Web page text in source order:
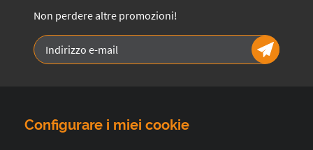
Non perdere altre promozioni!
Configurare i miei cookie